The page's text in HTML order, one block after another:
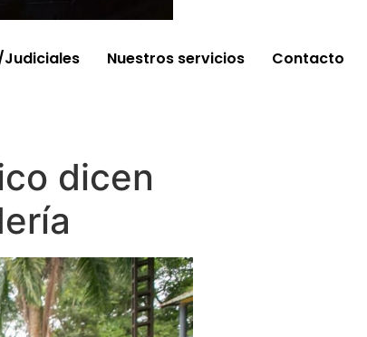
Nuestros servicios Contacto
dicen